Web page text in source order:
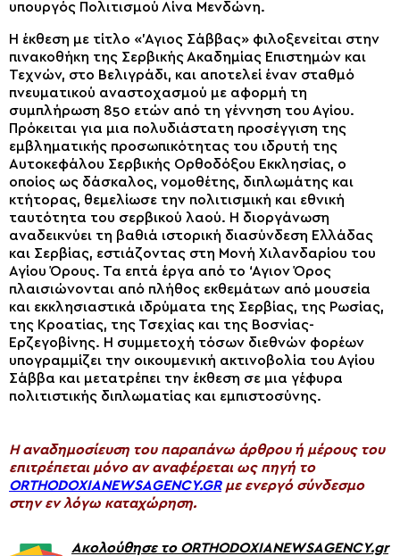
υπουργός Πολιτισμού Λίνα Μενδώνη.
Η έκθεση με τίτλο «’Αγιος Σάββας» φιλοξενείται στην
πινακοθήκη της Σερβικής Ακαδημίας Επιστημών και
Τεχνών, στο Βελιγράδι, και αποτελεί έναν σταθμό
πνευματικού αναστοχασμού με αφορμή τη
συμπλήρωση 850 ετών από τη γέννηση του Αγίου.
Πρόκειται για μια πολυδιάστατη προσέγγιση της
εμβληματικής προσωπικότητας του ιδρυτή της
Αυτοκεφάλου Σερβικής Ορθοδόξου Εκκλησίας, ο
οποίος ως δάσκαλος, νομοθέτης, διπλωμάτης και
κτήτορας, θεμελίωσε την πολιτισμική και εθνική
ταυτότητα του σερβικού λαού. Η διοργάνωση
αναδεικνύει τη βαθιά ιστορική διασύνδεση Ελλάδας
και Σερβίας, εστιάζοντας στη Μονή Χιλανδαρίου του
Αγίου Όρους. Τα επτά έργα από το ‘Αγιον Όρος
πλαισιώνονται από πλήθος εκθεμάτων από μουσεία
και εκκλησιαστικά ιδρύματα της Σερβίας, της Ρωσίας,
της Κροατίας, της Τσεχίας και της Βοσνίας-
Ερζεγοβίνης. Η συμμετοχή τόσων διεθνών φορέων
υπογραμμίζει την οικουμενική ακτινοβολία του Αγίου
Σάββα και μετατρέπει την έκθεση σε μια γέφυρα
πολιτιστικής διπλωματίας και εμπιστοσύνης.
H αναδημοσίευση του παραπάνω άρθρου ή μέρους του
επιτρέπεται μόνο αν αναφέρεται ως πηγή το
ORTHODOXIANEWSAGENCY.GRμε ενεργό σύνδεσμο
στην εν λόγω καταχώρηση.
Ακολούθησε το ORTHODOXIANEWSAGENCY.gr